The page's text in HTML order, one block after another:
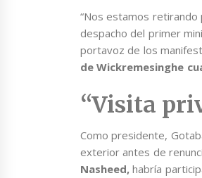
“Nos estamos retirando
despacho del primer
portavoz de los
de Wickremesinghe
“Visita
Como presidente,
exterior antes de
Nasheed, habría